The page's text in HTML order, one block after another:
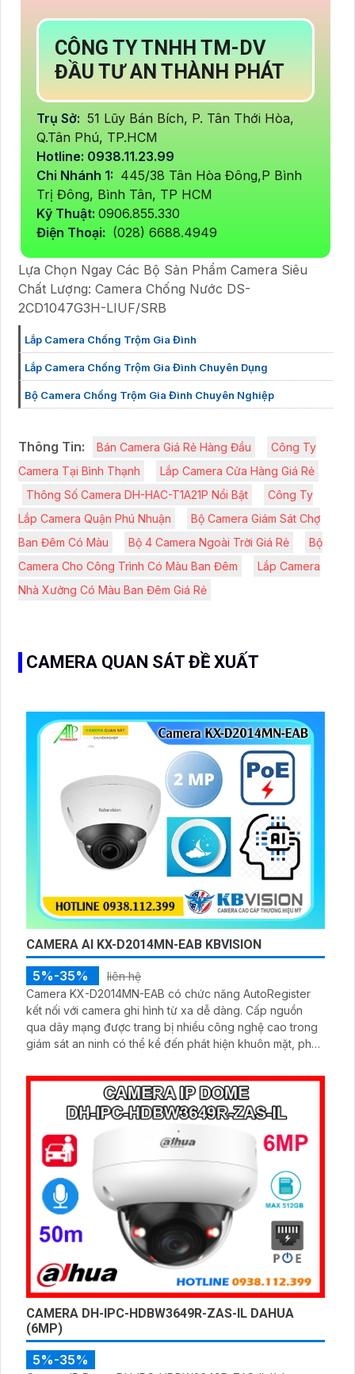
CÔNG TY TNHH TM-DV
ĐẦU TƯ AN THÀNH PHÁT
Trụ Sở: 51 Lũy Bán Bích, P. Tân Thới Hòa,
Q.Tân Phú, TP.HCM
Hotline: 0938.11.23.99
Chi Nhánh 1: 445/38 Tân Hòa Đông,P Bình
Trị Đông, Bình Tân, TP HCM
Kỹ Thuật: 0906.855.330
Điện Thoại: (028) 6688.4949
Lựa Chọn Ngay Các Bộ Sản Phẩm Camera Siêu
Chất Lượng: Camera Chống Nước DS-
2CD1047G3H-LIUF/SRB
Lắp Camera Chống Trộm Gia Đình
Lắp Camera Chống Trộm Gia Đình Chuyên Dụng
Bộ Camera Chống Trộm Gia Đình Chuyên Nghiệp
Thông Tin: Bán Camera Giá Rẻ Hàng Đầu
Công Ty
Camera Tại Bình Thạnh
Lắp Camera Cửa Hàng Giá Rẻ
Thông Số Camera DH-HAC-T1A21P Nổi Bật
Công Ty
Lắp Camera Quận Phú Nhuận
Bộ Camera Giám Sát Chợ
Ban Đêm Có Màu
Bộ 4 Camera Ngoài Trời Giá Rẻ
Bộ
Camera Cho Công Trình Có Màu Ban Đêm
Lắp Camera
Nhà Xưởng Có Màu Ban Đêm Giá Rẻ
CAMERA QUAN SÁT ĐỀ XUẤT
CAMERA AI KX-D2014MN-EAB KBVISION
5%-35%
liên hệ
Camera KX-D2014MN-EAB có chức năng AutoRegister
kết nối với camera ghi hình từ xa dễ dàng. Cấp nguồn
qua dây mạng được trang bị nhiều công nghệ cao trong
giám sát an ninh có thể kể đến phát hiện khuôn mặt, phát
CAMERA DH-IPC-HDBW3649R-ZAS-IL DAHUA
(6MP)
5%-35%